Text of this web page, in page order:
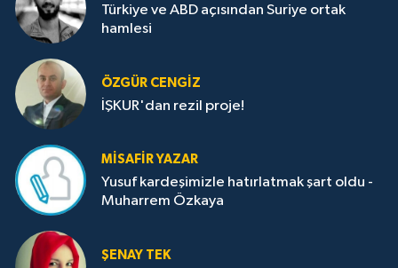
Türkiye ve ABD açısından Suriye ortak
hamlesi
ÖZGÜR CENGIZ
İŞKUR'dan rezil proje!
MISAFIR YAZAR
Yusuf kardeşimizle hatırlatmak şart oldu -
Muharrem Özkaya
ŞENAY TEK